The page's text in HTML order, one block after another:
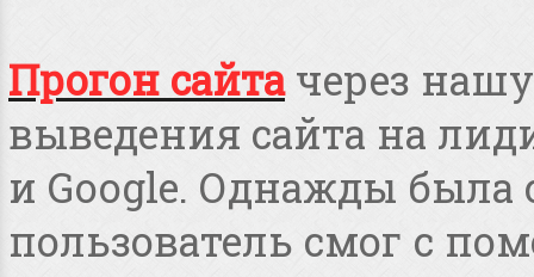
Прогон сайта через
выведения сайта на
и Google. Однажды была
пользователь смог с